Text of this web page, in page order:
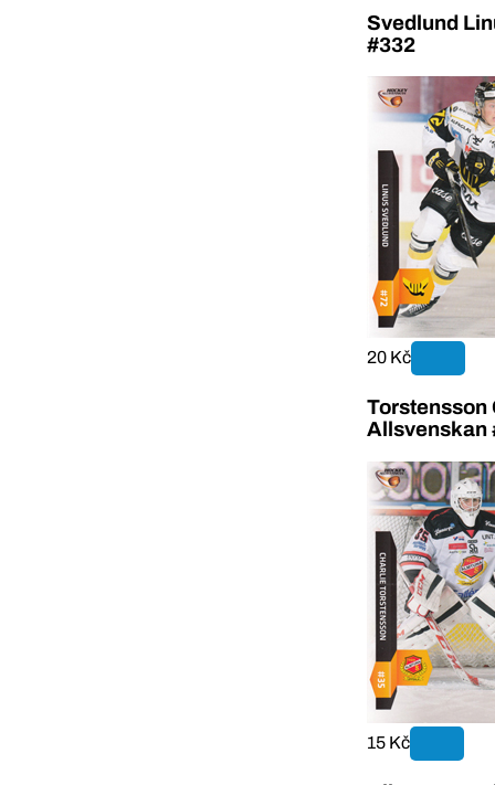
Svedlund
#332
20 Kč
Torstensson
Allsvenskan
15 Kč